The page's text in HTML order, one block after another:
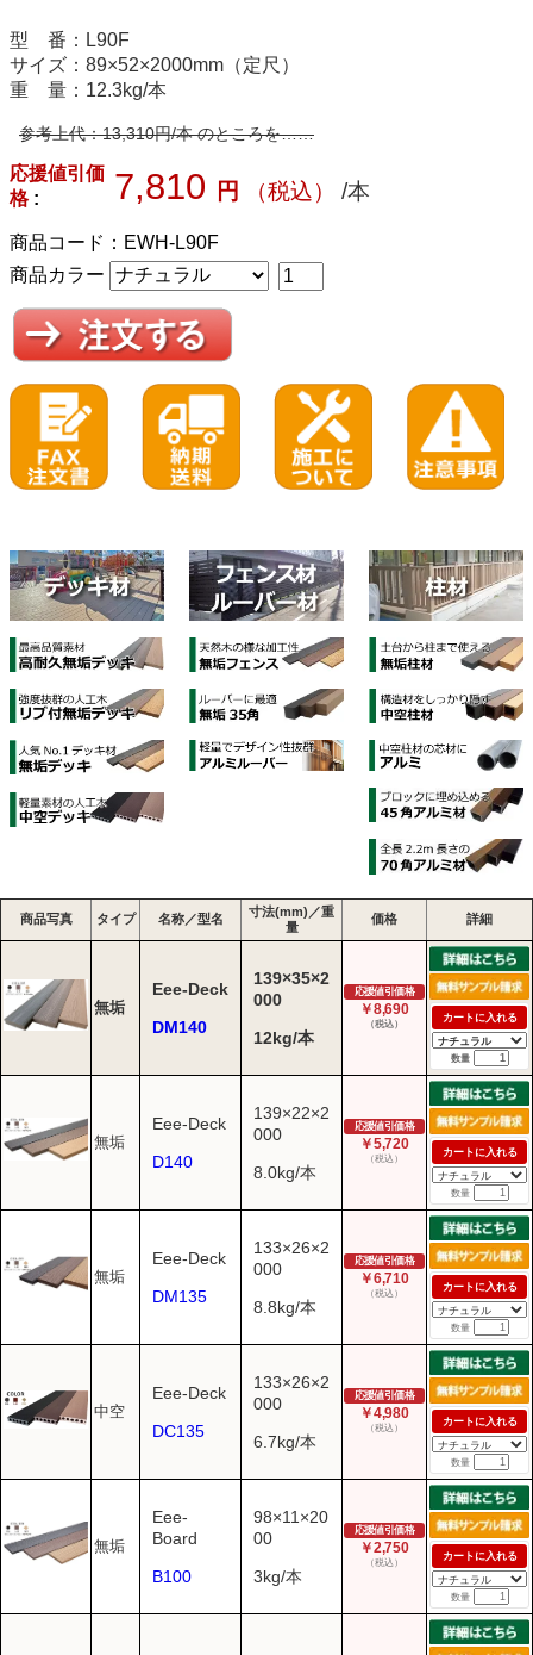
型 番：L90F
サイズ：89×52×2000mm（定尺）
重 量：12.3kg/本
参考上代：13,310円/本 のところを……
応援値引価
格 : 7,810 円 （税込） /本
商品コード：EWH-L90F
商品カラー
商品写真 タイプ 名称／型名
寸法(mm)／重
量
価格 詳細
無垢
Eee-Deck
DM140
139×35×2
000
12kg/本
応援値引価格
￥8,690
（税込）
カートに入れる
数量
無垢
Eee-Deck
D140
139×22×2
000
8.0kg/本
応援値引価格
￥5,720
（税込）
カートに入れる
数量
無垢
Eee-Deck
DM135
133×26×2
000
8.8kg/本
応援値引価格
￥6,710
（税込）
カートに入れる
数量
中空
Eee-Deck
DC135
133×26×2
000
6.7kg/本
応援値引価格
￥4,980
（税込）
カートに入れる
数量
無垢
Eee-
Board
B100
98×11×20
00
3kg/本
応援値引価格
￥2,750
（税込）
カートに入れる
数量